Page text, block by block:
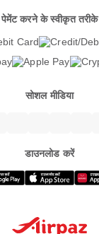
पेमेंट करने के स्वीकृत तरीके
सोशल मीडिया
डाउनलोड करें